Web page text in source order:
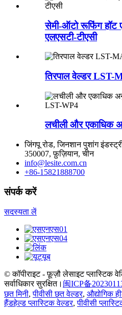
सेमी-ऑटो रूफिंग हॉट
एलएसटी-टीएसी
तिरपाल वेल्डर LST-
लचीली और एकाधिक
जिंगपू रोड, जिनशान पुशांग
350007, फ़ुज़ियान, चीन
info@lesite.com.cn
+86-15821888700
संपर्क करें
सदस्यता लें
© कॉपीराइट - फ़ूज़ौ लेसाइट प्लास्टिक
सर्वाधिकार सुरक्षित। 闽ICP备
छत मिनी,पीवीसी छत वेल्डर, औद्योगिक
हैंडहेल्ड प्लास्टिक वेल्डर,पीवीसी